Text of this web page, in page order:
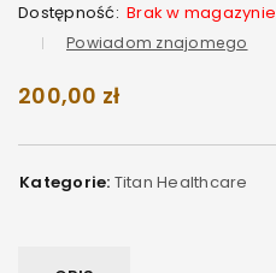
Dostępność: Brak w magazynie
Powiadom znajomego
200,00 zł
Kategorie: Titan Healthcare